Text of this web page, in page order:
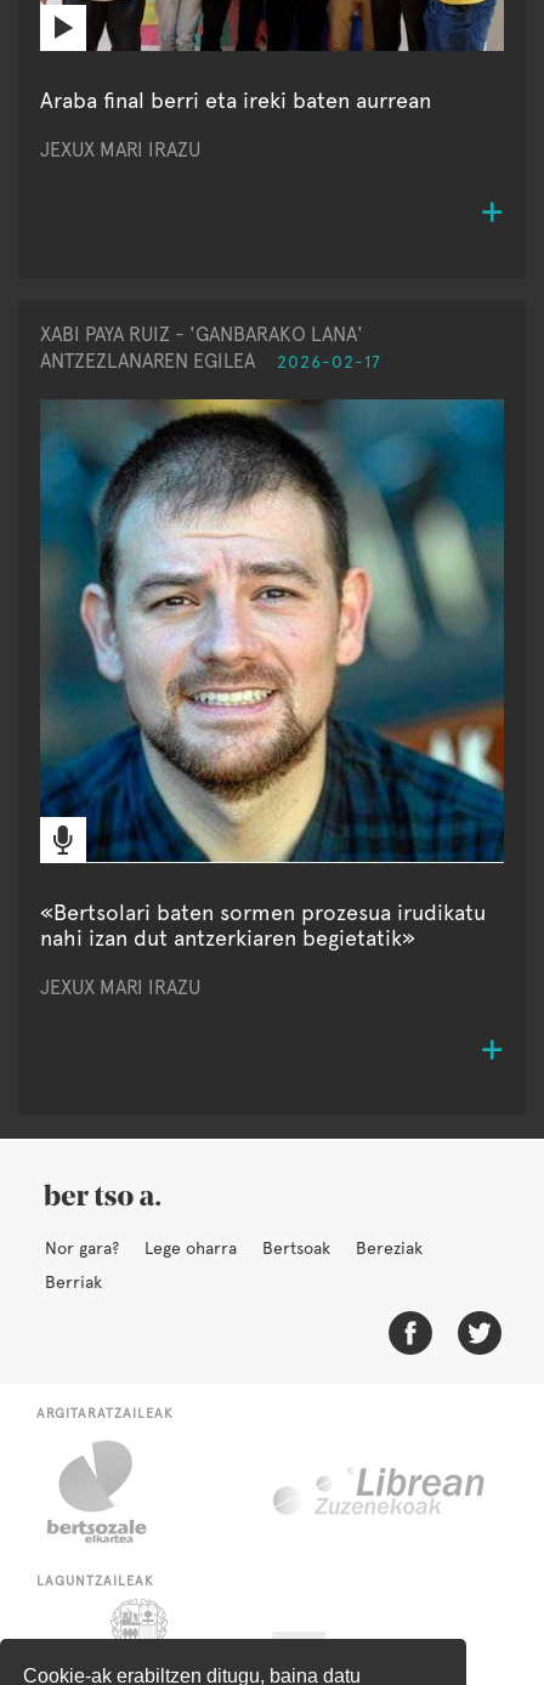
Cookie-ak erabiltzen ditugu, baina datu
Araba final berri eta ireki baten aurrean
JEXUX MARI IRAZU
XABI PAYA RUIZ - 'GANBARAKO LANA'
ANTZEZLANAREN EGILEA
2026-02-17
«Bertsolari baten sormen prozesua irudikatu
nahi izan dut antzerkiaren begietatik»
JEXUX MARI IRAZU
Nor gara? Lege oharra Bertsoak
Bereziak
Berriak
ARGITARATZAILEAK
LAGUNTZAILEAK